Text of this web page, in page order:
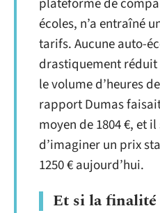
plateforme de
écoles, n’a entraîné
tarifs. Aucune auto-
drastiquement réduit
le volume d’heures
rapport Dumas
moyen de 1804 €, et
d’imaginer un prix
1250 € aujourd’hui.
Et si la